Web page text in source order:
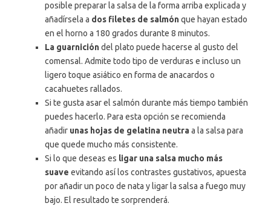
posible preparar la salsa de la forma arriba explicada y
añadírsela a dos filetes de salmónque hayan estado
en el horno a 180 grados durante 8 minutos.
La guarnicióndel plato puede hacerse al gusto del
comensal. Admite todo tipo de verduras e incluso un
ligero toque asiático en forma de anacardos o
cacahuetes rallados.
Si te gusta asar el salmón durante más tiempo también
puedes hacerlo. Para esta opción se recomienda
añadir unas hojas de gelatina neutraa la salsa para
que quede mucho más consistente.
Si lo que deseas es ligar una salsa mucho más
suave evitando así los contrastes gustativos, apuesta
por añadir un poco de nata y ligar la salsa a fuego muy
bajo. El resultado te sorprenderá.